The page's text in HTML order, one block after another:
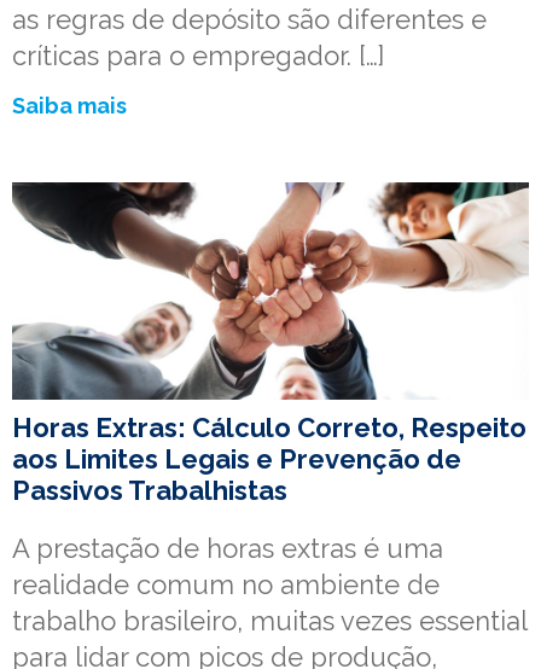
as regras de depósito são diferentes e
críticas para o empregador. […]
Saiba mais
Horas Extras: Cálculo Correto, Respeito
aos Limites Legais e Prevenção de
Passivos Trabalhistas
A prestação de horas extras é uma
realidade comum no ambiente de
trabalho brasileiro, muitas vezes essential
para lidar com picos de produção,